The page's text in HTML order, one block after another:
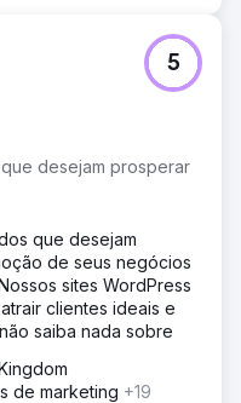
o blog começou a ficar
palavras-chave
um aumento de 40%
impulsionadas por
agência
desejam prosperar
5
que desejam
de seus negócios
sites WordPress
clientes ideais e
saiba nada sobre
de marketing +19